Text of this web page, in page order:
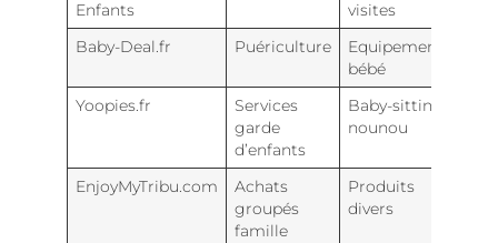
Enfants
visites
Baby-Deal.fr Puériculture
Equipements
bébé
Yoopies.fr
Services
garde
d’enfants
Baby-sitting,
nounou
EnjoyMyTribu.com
Achats
groupés
famille
Produits
divers